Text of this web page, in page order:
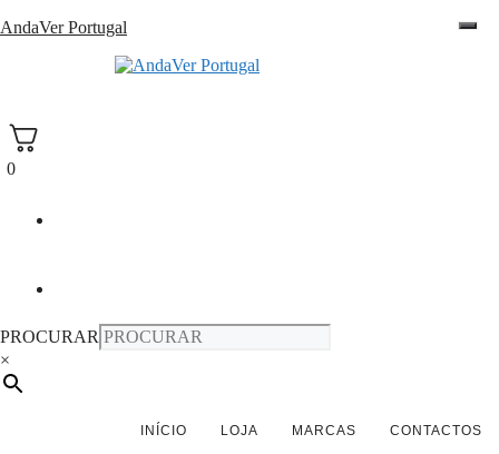
Saltar
AndaVer Portugal
0
PROCURAR
×
INÍCIO LOJA MARCAS CONTACTOS